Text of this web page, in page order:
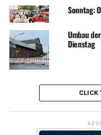
Foto: Veranstalter
TERMINE
Manege frei für inklusiven
DON'T MISS
Sonntag:
Umbau
Dienstag
CLICK